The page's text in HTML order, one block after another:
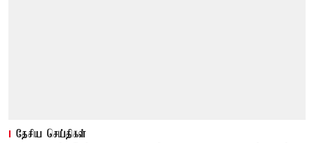
தேசிய செய்திகள்